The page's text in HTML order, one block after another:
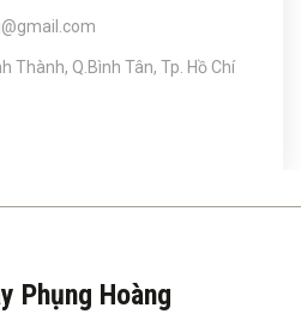
Thành, Q.Bình Tân, Tp. Hồ Chí
Phụng Hoàng